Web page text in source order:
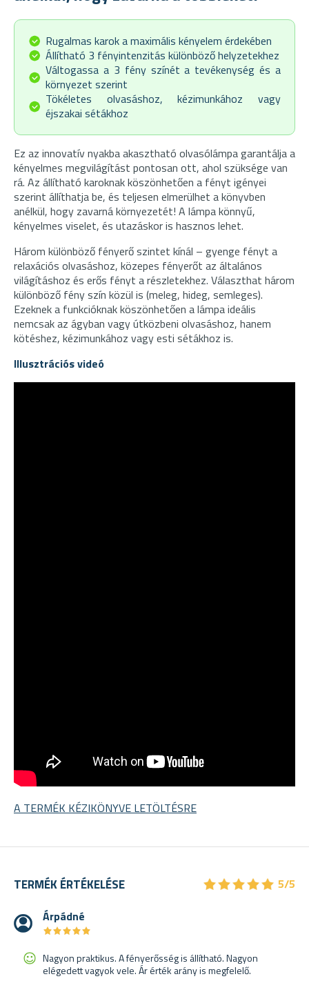
Rugalmas karok a maximális kényelem érdekében
Állítható 3 fényintenzitás különböző helyzetekhez
Váltogassa a 3 fény színét a tevékenység és a
környezet szerint
Tökéletes olvasáshoz, kézimunkához vagy
éjszakai sétákhoz
Ez az innovatív nyakba akasztható olvasólámpa garantálja a
kényelmes megvilágítást pontosan ott, ahol szüksége van
rá. Az állítható karoknak köszönhetően a fényt igényei
szerint állíthatja be, és teljesen elmerülhet a könyvben
anélkül, hogy zavarná környezetét! A lámpa könnyű,
kényelmes viselet, és utazáskor is hasznos lehet.
Három különböző fényerő szintet kínál – gyenge fényt a
relaxációs olvasáshoz, közepes fényerőt az általános
világításhoz és erős fényt a részletekhez. Választhat három
különböző fény szín közül is (meleg, hideg, semleges).
Ezeknek a funkcióknak köszönhetően a lámpa ideális
nemcsak az ágyban vagy útközbeni olvasáshoz, hanem
kötéshez, kézimunkához vagy esti sétákhoz is.
Illusztrációs videó
A TERMÉK KÉZIKÖNYVE LETÖLTÉSRE
TERMÉK ÉRTÉKELÉSE ★★★★★
★★★★★ 5/5
Árpádné
★★★★★
★★★★★
Nagyon praktikus. A fényerősség is állítható. Nagyon
elégedett vagyok vele. Ár érték arány is megfelelő.